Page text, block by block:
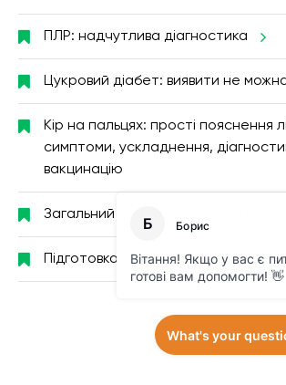
ПЛР: надчутлива діагностика
Цукровий діабет: виявити не
Кір на пальцях: прості пояснення
симптоми, ускладнення,
вакцинацію
Загальний аналіз крові в
Підготовка до колоноскопії